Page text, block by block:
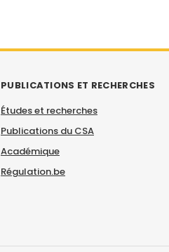
PUBLICATIONS ET RECHERCHES
Études et recherches
Publications du CSA
Académique
Régulation.be